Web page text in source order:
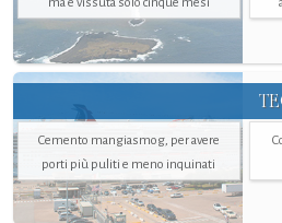
Cemento mangiasmog, per avere
porti più puliti e meno inquinati